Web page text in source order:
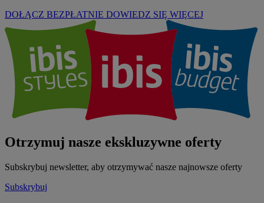
DOŁĄCZ BEZPŁATNIE DOWIEDZ SIĘ WIĘCEJ
Otrzymuj nasze ekskluzywne oferty
Subskrybuj newsletter, aby otrzymywać nasze najnowsze oferty
Subskrybuj